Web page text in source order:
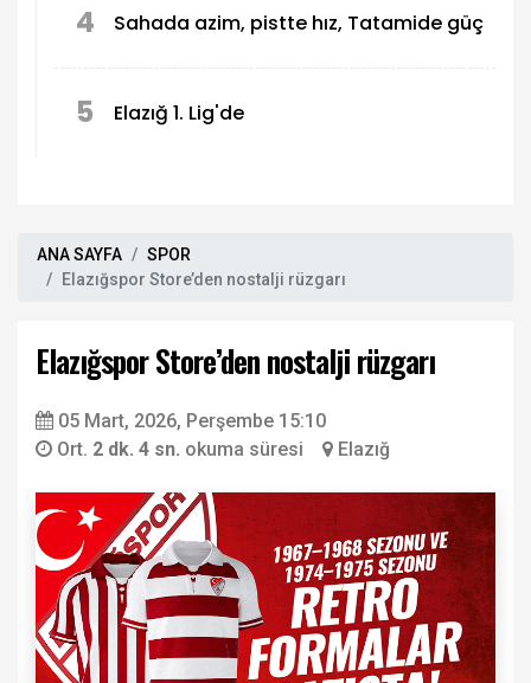
4 Sahada azim, pistte hız, Tatamide güç
5 Elazığ 1. Lig'de
ANA SAYFA
SPOR
Elazığspor Store’den nostalji rüzgarı
Elazığspor Store’den nostalji rüzgarı
05 Mart, 2026, Perşembe 15:10
Ort. 2 dk. 4 sn. okuma süresi Elazığ